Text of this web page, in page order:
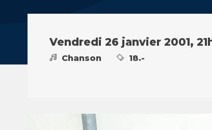
Vendredi 26 janvier 2001,
Chanson 18.-